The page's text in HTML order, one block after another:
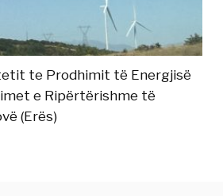
te Prodhimit të Energjisë
e Ripërtërishme të
(Erës)